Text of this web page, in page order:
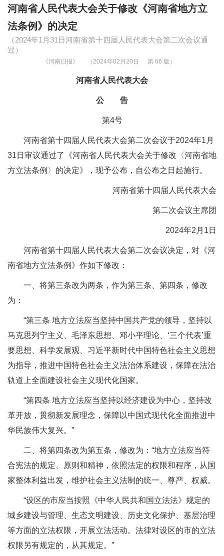
河南省人民代表大会关于修改《河南省地方立
法条例》的决定
（2024年1月31日河南省第十四届人民代表大会第二次会议通
过）
《河南日报》 （2024年02月20日 第 06 版）
河南省人民代表大会
公 告
第4号
河南省第十四届人民代表大会第二次会议于2024年1月
31日审议通过了《河南省人民代表大会关于修改〈河南省地
方立法条例〉的决定》，现予公布，自公布之日起施行。
河南省第十四届人民代表大会
第二次会议主席团
2024年2月1日
河南省第十四届人民代表大会第二次会议决定，对《河
南省地方立法条例》作如下修改：
一、将第三条改为两条，作为第三条、第四条，修改
为：
“第三条 地方立法应当坚持中国共产党的领导，坚持以
马克思列宁主义、毛泽东思想、邓小平理论、‘三个代表’重
要思想、科学发展观、习近平新时代中国特色社会主义思想
为指导，推进中国特色社会主义法治体系建设，保障在法治
轨道上全面建设社会主义现代化国家。
“第四条 地方立法应当坚持以经济建设为中心，坚持改
革开放，贯彻新发展理念，保障以中国式现代化全面推进中
华民族伟大复兴。”
二、将第四条改为第五条，修改为：“地方立法应当符
合宪法的规定、原则和精神，依照法定的权限和程序，从国
家整体利益出发，维护社会主义法制的统一、尊严、权威。
“设区的市应当按照《中华人民共和国立法法》规定的
城乡建设与管理、生态文明建设、历史文化保护、基层治理
等方面的立法权限，开展立法活动。法律对设区的市的立法
权限另有规定的，从其规定。”